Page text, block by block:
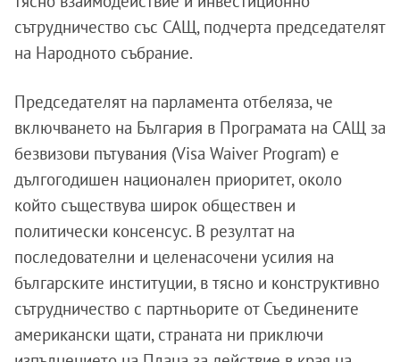
сътрудничество със САЩ, подчерта председателят
на Народното събрание.
Председателят на парламента отбеляза, че
включването на България в Програмата на САЩ за
безвизови пътувания (Visa Waiver Program) е
дългогодишен национален приоритет, около
който съществува широк обществен и
политически консенсус. В резултат на
последователни и целенасочени усилия на
българските институции, в тясно и конструктивно
сътрудничество с партньорите от Съединените
американски щати, страната ни приключи